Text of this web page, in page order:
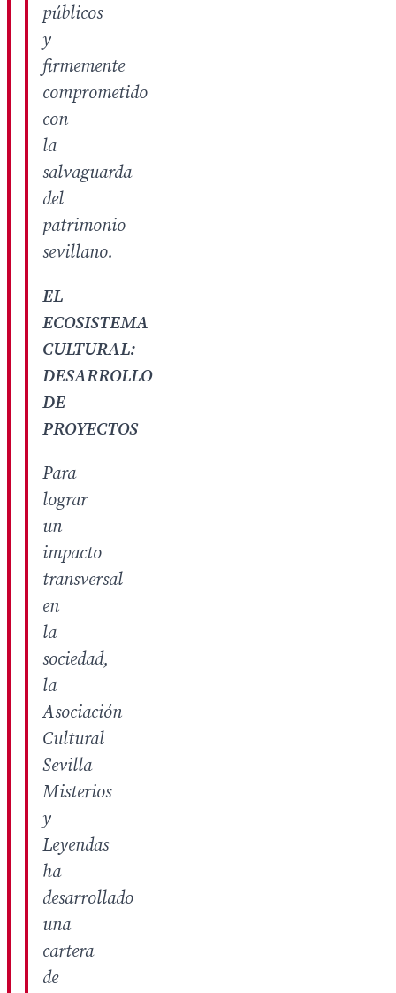
públicos
y
firmemente
comprometido
con
la
salvaguarda
del
patrimonio
sevillano.
EL
ECOSISTEMA
CULTURAL:
DESARROLLO
DE
PROYECTOS
Para
lograr
un
impacto
transversal
en
la
sociedad,
la
Asociación
Cultural
Sevilla
Misterios
y
Leyendas
ha
desarrollado
una
cartera
de